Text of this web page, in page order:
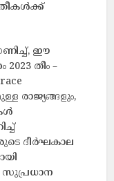
ഈ
തീം –
രാജ്യങ്ങളും,
ദീര്‍ഘകാല
സുപ്രധാന